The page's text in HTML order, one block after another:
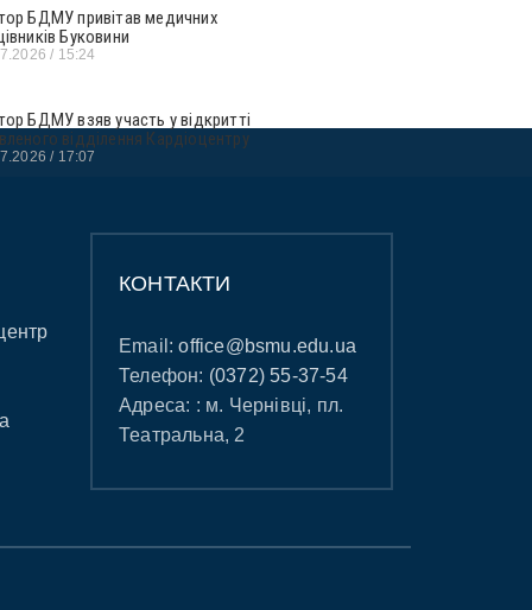
БДМУ привітав медичних
Буковини
15:24
БДМУ взяв участь у відкритті
відділення Кардіоцентру
17:07
КОНТАКТИ
Email:office@bsmu.edu.ua
Телефон: (0372) 55-37-54
Адреса: : м. Чернівці, пл.
Театральна, 2